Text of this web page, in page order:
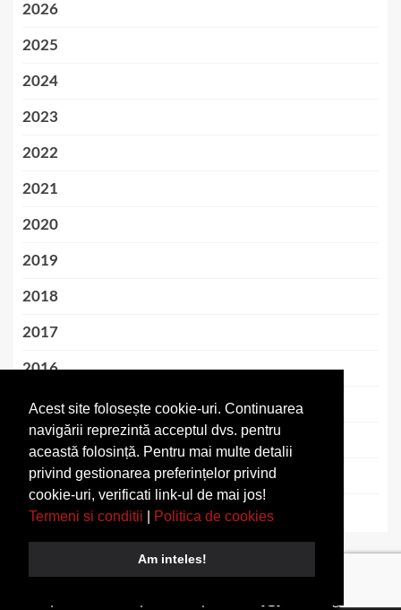
Acest site folosește cookie-uri. Continuarea
navigării reprezintă acceptul dvs. pentru
această folosință. Pentru mai multe detalii
privind gestionarea preferințelor privind
cookie-uri, verificati link-ul de mai jos!
Termeni si conditii
Politica de cookies
Am inteles!
2026
2025
2024
2023
2022
2021
2020
2019
2018
2017
2016
2015
2014
2013
2012
Copyright © All rights reserved.|Termeni si conditii